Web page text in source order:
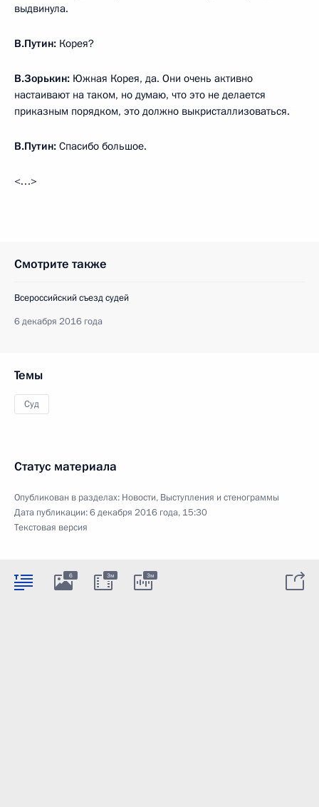
выдвинула.
В.Путин: Корея?
В.Зорькин: Южная Корея, да. Они очень активно
настаивают на таком, но думаю, что это не делается
приказным порядком, это должно выкристаллизоваться.
В.Путин: Спасибо большое.
<…>
Смотрите также
Всероссийский съезд судей
6 декабря 2016 года
Темы
Суд
Статус материала
Опубликован в разделах: Новости, Выступления и стенограммы
Дата публикации:6 декабря 2016 года, 15:30
Текстовая версия
6 3м 3м